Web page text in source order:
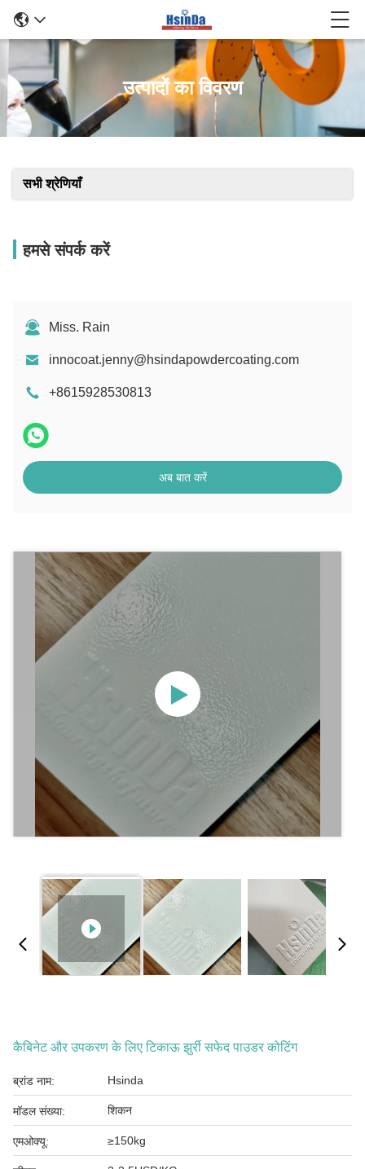
उत्पादों का विवरण
सभी श्रेणियाँ
हमसे संपर्क करें
Miss. Rain
innocoat.jenny@hsindapowdercoating.com
+8615928530813
अब बात करें
कैबिनेट और उपकरण के लिए टिकाऊ झुर्री सफेद पाउडर कोटिंग
ब्रांड नाम: Hsinda
मॉडल संख्या: शिकन
एमओक्यू: ≥150kg